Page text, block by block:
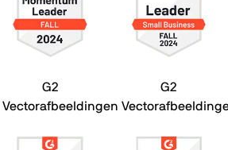
G2
Vectorafbeeldingen
G2